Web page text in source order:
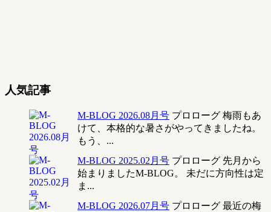
人気記事
M-BLOG 2026.08月号 プロローグ 梅雨もあ
けて、本格的な暑さがやってきましたね。
もう、...
M-BLOG 2025.02月号 プロローグ 先月から
始まりましたM-BLOG。 未だに方向性は定
ま...
M-BLOG 2026.07月号 プロローグ 最近の梅